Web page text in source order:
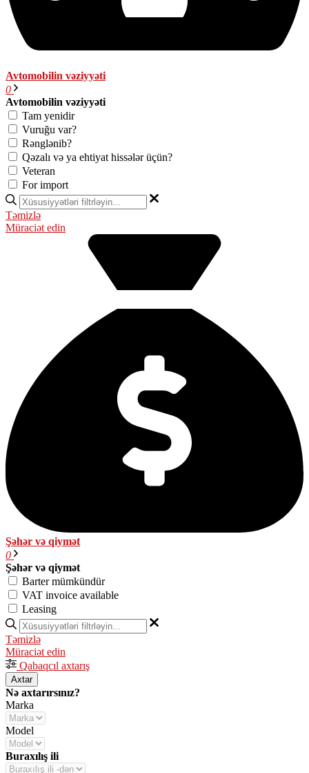
Avtomobilin vəziyyəti
0
Avtomobilin vəziyyəti
Tam yenidir
Vuruğu var?
Rənglənib?
Qəzalı və ya ehtiyat hissələr üçün?
Veteran
For import
Təmizlə
Müraciət edin
Şəhər və qiymət
0
Şəhər və qiymət
Barter mümkündür
VAT invoice available
Leasing
Təmizlə
Müraciət edin
Qabaqcıl axtarış
Axtar
Nə axtarırsınız?
Marka
Model
Buraxılış ili